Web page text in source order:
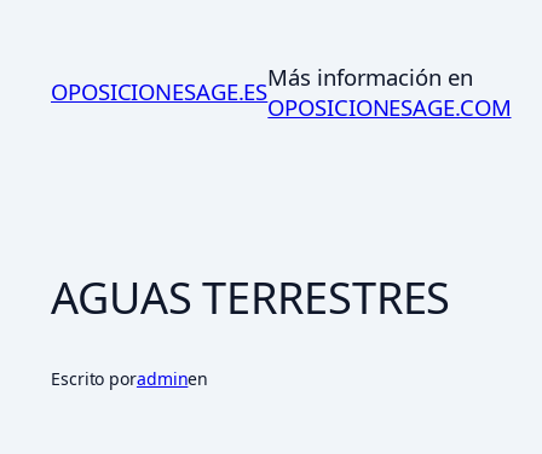
contenido
OPOSICIONESAGE.ESMás información en
OPOSICIONESAGE.COM
AGUAS TERRESTRES
Escrito poradminen